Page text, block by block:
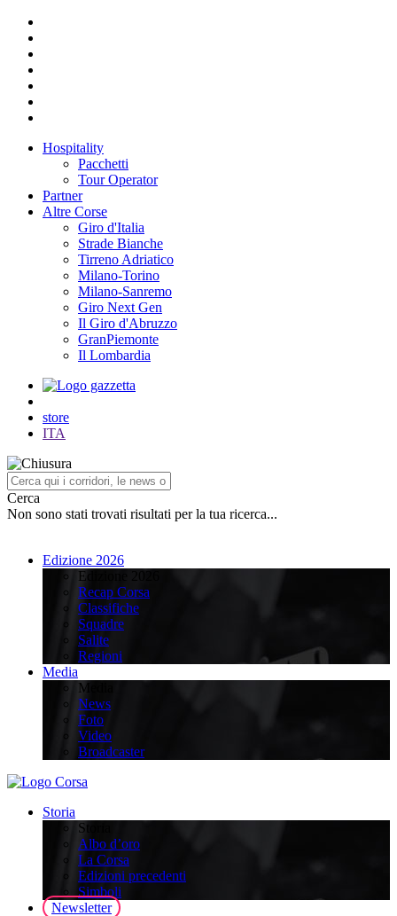
Hospitality
Pacchetti
Tour Operator
Partner
Altre Corse
Giro d'Italia
Strade Bianche
Tirreno Adriatico
Milano-Torino
Milano-Sanremo
Giro Next Gen
Il Giro d'Abruzzo
GranPiemonte
Il Lombardia
store
ITA
Cerca
Non sono stati trovati risultati per la tua ricerca...
Edizione 2026
Edizione 2026
Recap Corsa
Classifiche
Squadre
Salite
Regioni
Media
Media
News
Foto
Video
Broadcaster
Storia
Storia
Albo d’oro
La Corsa
Edizioni precedenti
Simboli
Newsletter